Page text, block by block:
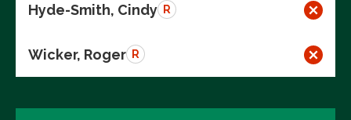
Hyde-Smith, Cindy R
Wicker, Roger R